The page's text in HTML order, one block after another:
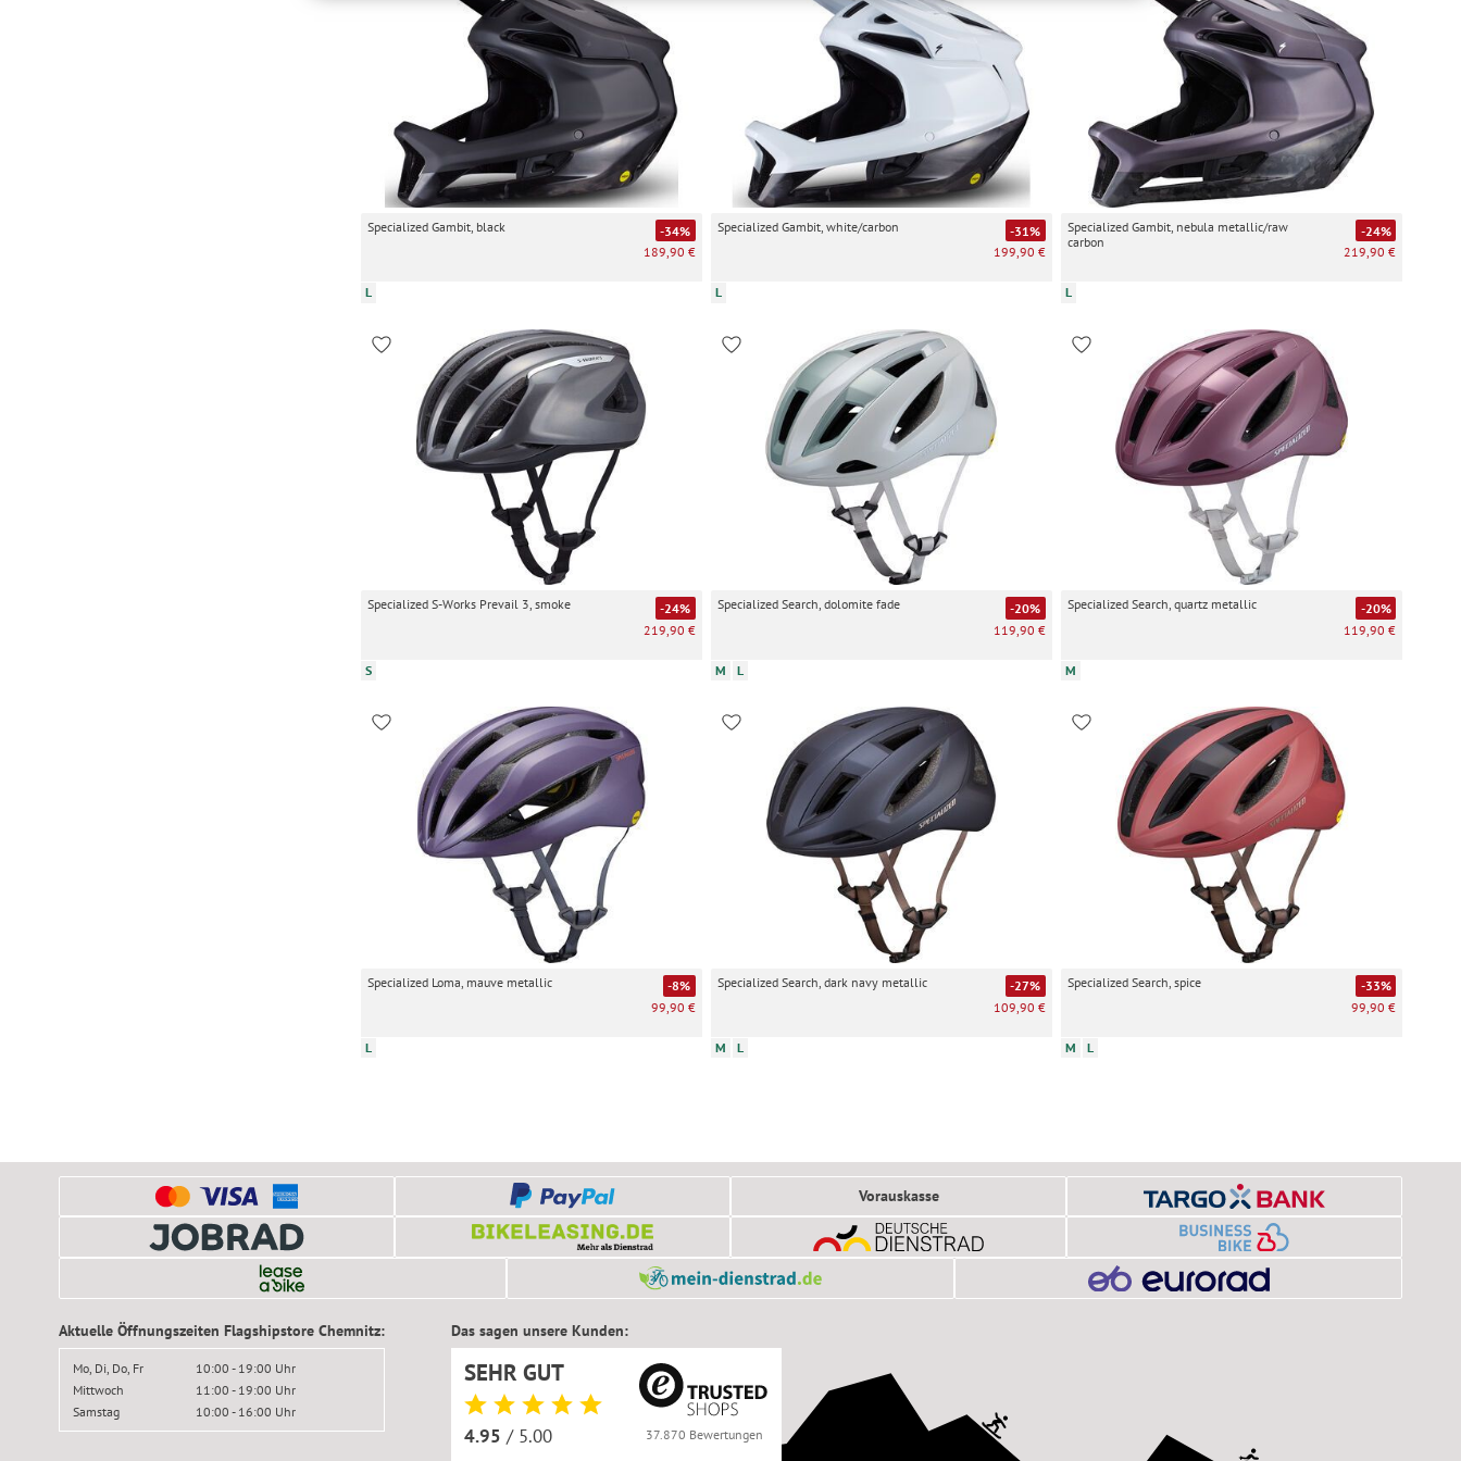
Nutzung unserer Website nicht erforderlich und gilt, bis sie widerrufen wird. Sie können Ihre Einwilligung unter
Einstellungen lediglich für bestimmte Drittanbieter erteilen und jederzeit für die Zukunft widerrufen.
Specialized Gambit, black
-34%
189,90 €
L
Specialized Gambit, white/carbon
-31%
199,90 €
L
Specialized Gambit, nebula metallic/raw
carbon
-24%
219,90 €
L
Specialized S-Works Prevail 3, smoke
-24%
219,90 €
S
Specialized Search, dolomite fade
-20%
119,90 €
M L
Specialized Search, quartz metallic
-20%
119,90 €
M
Specialized Loma, mauve metallic
-8%
99,90 €
L
Specialized Search, dark navy metallic
-27%
109,90 €
M L
Specialized Search, spice
-33%
99,90 €
M L
Vorauskasse
Aktuelle Öffnungszeiten Flagshipstore Chemnitz:
Mo, Di, Do, Fr
10:00 - 19:00 Uhr
Mittwoch
11:00 - 19:00 Uhr
Samstag
10:00 - 16:00 Uhr
Das sagen unsere Kunden:
SEHR GUT
4.95 / 5.00 37.870 Bewertungen